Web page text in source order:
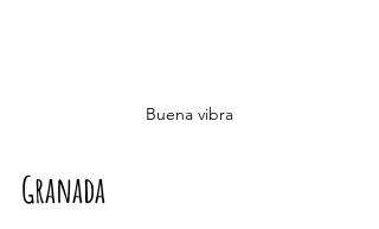
Buena vibra
Granada